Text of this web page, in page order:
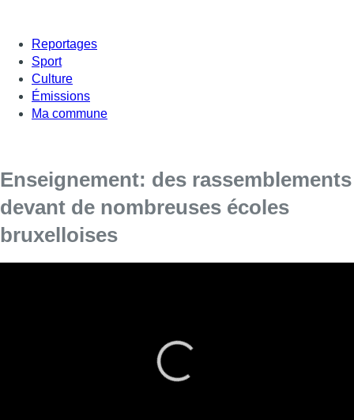
Reportages
Sport
Culture
Émissions
Ma commune
Enseignement: des rassemblements
devant de nombreuses écoles
bruxelloises
On s’attend à de nombreuses classes et écoles fermées ce
jeudi. Des profs, des parents et même des élèves sont